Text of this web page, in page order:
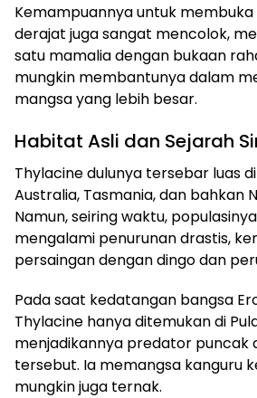
Kemampuannya untuk
derajat juga sangat mencolok,
satu mamalia dengan bukaan
mungkin membantunya dalam
mangsa yang lebih besar.
Habitat Asli dan Sejarah
Thylacine dulunya tersebar luas
Australia, Tasmania, dan bahkan
Namun, seiring waktu,
mengalami penurunan drastis,
persaingan dengan dingo dan
Pada saat kedatangan bangsa
Thylacine hanya ditemukan di
menjadikannya predator puncak
tersebut. Ia memangsa kanguru
mungkin juga ternak.